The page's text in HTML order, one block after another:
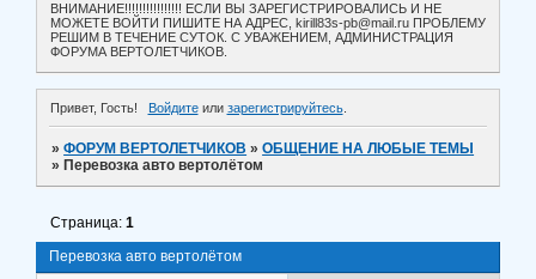
ВНИМАНИЕ!!!!!!!!!!!!!!!! ЕСЛИ ВЫ ЗАРЕГИСТРИРОВАЛИСЬ И НЕ
МОЖЕТЕ ВОЙТИ ПИШИТЕ НА АДРЕС, kirill83s-pb@mail.ru ПРОБЛЕМУ
РЕШИМ В ТЕЧЕНИЕ СУТОК. С УВАЖЕНИЕМ, АДМИНИСТРАЦИЯ
ФОРУМА ВЕРТОЛЕТЧИКОВ.
Привет, Гость! Войдитеили зарегистрируйтесь.
»ФОРУМ ВЕРТОЛЕТЧИКОВ »ОБЩЕНИЕ НА ЛЮБЫЕ ТЕМЫ
» Перевозка авто вертолётом
Перевозка авто вертолётом
Страница:1